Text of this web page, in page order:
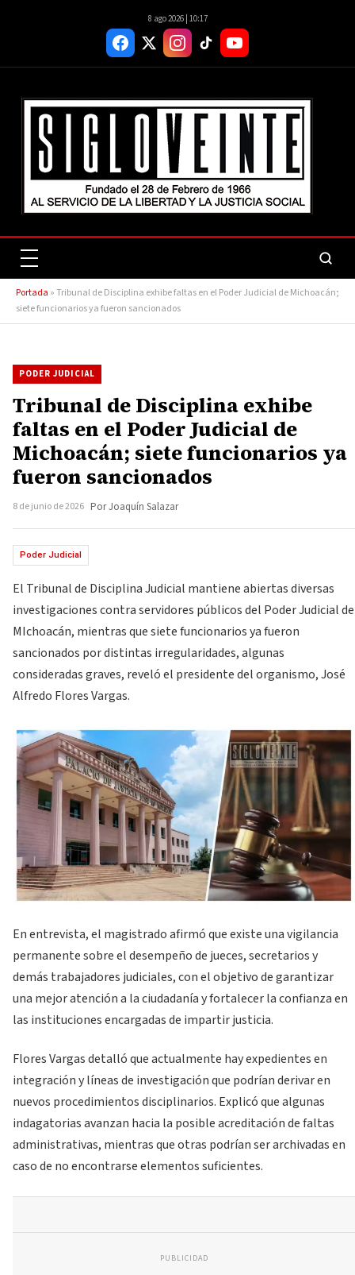
8 ago 2026 | 10:17
Portada »Tribunal de Disciplina exhibe faltas en el Poder Judicial de Michoacán;
siete funcionarios ya fueron sancionados
PODER JUDICIAL
Tribunal de Disciplina exhibe
faltas en el Poder Judicial de
Michoacán; siete funcionarios ya
fueron sancionados
8 de junio de 2026 Por Joaquín Salazar
Poder Judicial
El Tribunal de Disciplina Judicial mantiene abiertas diversas
investigaciones contra servidores públicos del Poder Judicial de
MIchoacán, mientras que siete funcionarios ya fueron
sancionados por distintas irregularidades, algunas
consideradas graves, reveló el presidente del organismo, José
Alfredo Flores Vargas.
En entrevista, el magistrado afirmó que existe una vigilancia
permanente sobre el desempeño de jueces, secretarios y
demás trabajadores judiciales, con el objetivo de garantizar
una mejor atención a la ciudadanía y fortalecer la confianza en
las instituciones encargadas de impartir justicia.
Flores Vargas detalló que actualmente hay expedientes en
integración y líneas de investigación que podrían derivar en
nuevos procedimientos disciplinarios. Explicó que algunas
indagatorias avanzan hacia la posible acreditación de faltas
administrativas, mientras que otras podrían ser archivadas en
caso de no encontrarse elementos suficientes.
PUBLICIDAD